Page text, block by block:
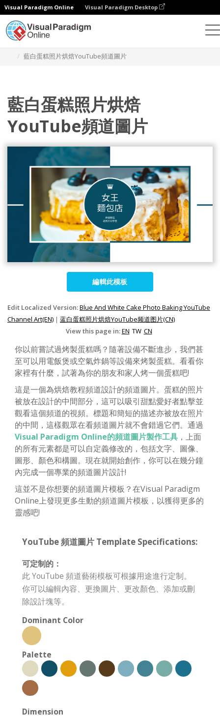
Visual Paradigm Online Visual Paradigm Desktop
藍白蛋糕照片烘焙YouTube頻道圖片
藍白蛋糕照片烘焙
YouTube頻道圖片
編輯此模板
Edit Localized Version:Blue And White Cake Photo Baking YouTube
Channel Art(EN) | 蓝白蛋糕照片烘焙YouTube频道图片(CN)
View this page in:EN TW CN
你以前嘗試過烤製蛋糕嗎？隨著設備不斷進步，我們甚
至可以用電飯煲或空氣炸鍋等設備來烤製蛋糕。看看你
家裡有什麼，試著為你的朋友和家人烤一個蛋糕吧!
這是一個為烘焙教程頻道設計的頻道圖片。蛋糕的照片
被放在設計的中間部分，這可以吸引甜點愛好者點擊並
觀看這個頻道的視頻。標題和簡短的描述亦被放在照片
的中間，這樣觀眾在看頻道圖片就不會錯過它們。通過
Visual Paradigm Online的頻道圖片製作工具 ，上面
的所有元素都是可以自定義修改的，包括文字、圖像、
圖形、顏色和構圖。現在就開始創作，你可以在幾分鐘
內完成一個專業的頻道圖片設計!
這並不是你想要的頻道圖片模板？在Visual Paradigm
Online上發現更多生動的頻道圖片模板，以獲得更多的
靈感吧!
YouTube 頻道圖片 Template Specifications:
可定制的：
此 YouTube 頻道藝術模板可根據用途進行定制。
你可以編輯內容、更換圖片、更改顏色、添加或刪
除設計塊等。
Dominant Color
Palette
Dimension